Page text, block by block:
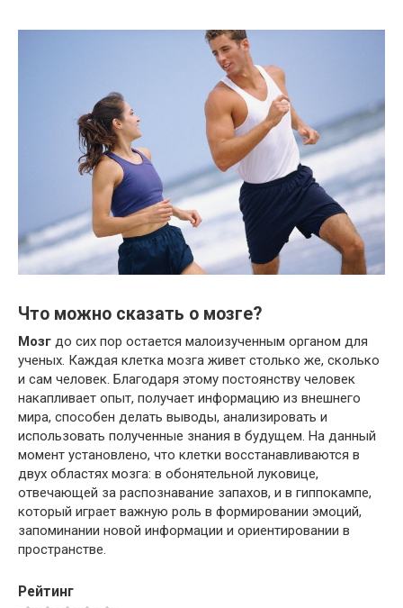
Что можно сказать о мозге?
Мозг до сих пор остается малоизученным органом для
ученых. Каждая клетка мозга живет столько же, сколько
и сам человек. Благодаря этому постоянству человек
накапливает опыт, получает информацию из внешнего
мира, способен делать выводы, анализировать и
использовать полученные знания в будущем. На данный
момент установлено, что клетки восстанавливаются в
двух областях мозга: в обонятельной луковице,
отвечающей за распознавание запахов, и в гиппокампе,
который играет важную роль в формировании эмоций,
запоминании новой информации и ориентировании в
пространстве.
Рейтинг